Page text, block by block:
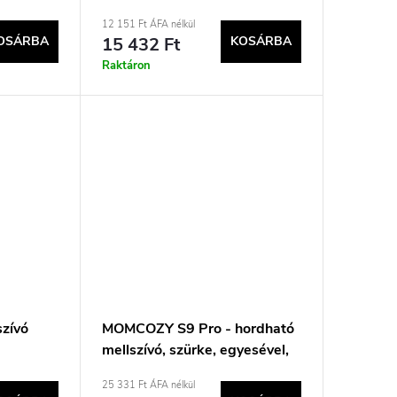
12 151 Ft ÁFA nélkül
15 432 Ft
Raktáron
KOSÁRBA
MOMCOZY S9 Pro - hordható
mellszívó, szürke, egyesével,
25 331 Ft ÁFA nélkül